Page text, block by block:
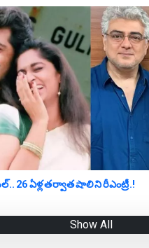
26 ఏళ్ల తర్వాత షాలిని రీఎంట్రీ.!
Show All